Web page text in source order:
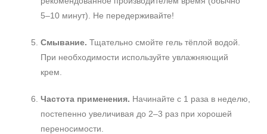
5–10 минут). Не передерживайте!
Смывание. Тщательно смойте гель тёплой водой.
При необходимости используйте увлажняющий
крем.
Частота применения. Начинайте с 1 раза в неделю,
постепенно увеличивая до 2–3 раз при хорошей
переносимости.